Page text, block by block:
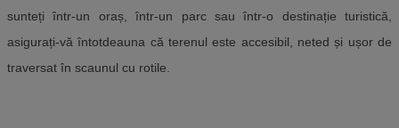
sunteți într-un oraș, într-un parc sau într-o destinație turistică,
asigurați-vă întotdeauna că terenul este accesibil, neted și ușor de
traversat în scaunul cu rotile.